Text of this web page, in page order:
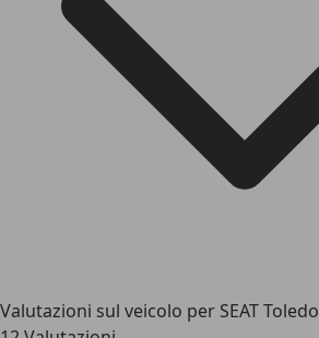
Valutazioni sul veicolo per SEAT Toledo